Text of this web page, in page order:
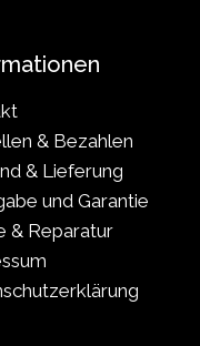
& Bezahlen
& Lieferung
und Garantie
& Reparatur